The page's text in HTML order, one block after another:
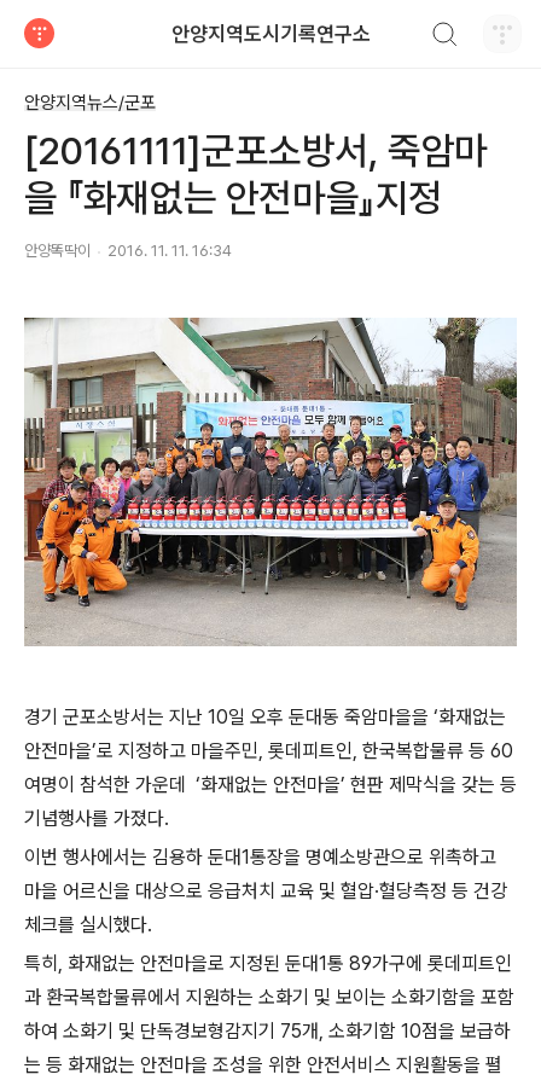
안양지역도시기록연구소
안양지역뉴스/군포
[20161111]군포소방서, 죽암마
을 『화재없는 안전마을』지정
안양똑딱이 2016. 11. 11. 16:34
경기 군포소방서는 지난 10일 오후 둔대동 죽암마을을 ‘화재없는
안전마을’로 지정하고 마을주민, 롯데피트인, 한국복합물류 등 60
여명이 참석한 가운데 ‘화재없는 안전마을’ 현판 제막식을 갖는 등
기념행사를 가졌다.
이번 행사에서는 김용하 둔대1통장을 명예소방관으로 위촉하고
마을 어르신을 대상으로 응급처치 교육 및 혈압·혈당측정 등 건강
체크를 실시했다.
특히, 화재없는 안전마을로 지정된 둔대1통 89가구에 롯데피트인
과 환국복합물류에서 지원하는 소화기 및 보이는 소화기함을 포함
하여 소화기 및 단독경보형감지기 75개, 소화기함 10점을 보급하
는 등 화재없는 안전마을 조성을 위한 안전서비스 지원활동을 펼